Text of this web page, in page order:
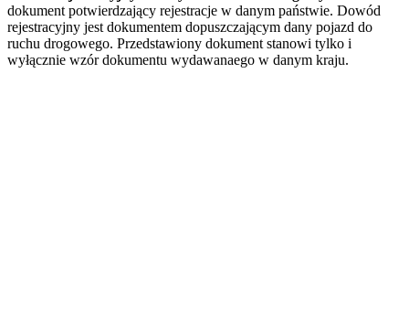
dokument potwierdzający rejestracje w danym państwie. Dowód
rejestracyjny jest dokumentem dopuszczającym dany pojazd do
ruchu drogowego. Przedstawiony dokument stanowi tylko i
wyłącznie wzór dokumentu wydawanaego w danym kraju.